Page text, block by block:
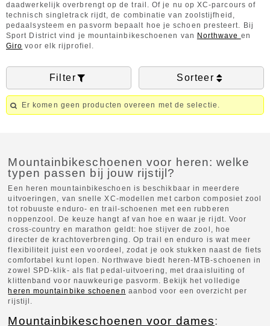
daadwerkelijk overbrengt op de trail. Of je nu op XC-parcours of
technisch singletrack rijdt, de combinatie van zoolstijfheid,
pedaalsysteem en pasvorm bepaalt hoe je schoen presteert. Bij
Sport District vind je mountainbikeschoenen van Northwave en
Giro voor elk rijprofiel.
Filter Sorteer
Er komen geen producten overeen met de selectie.
Mountainbikeschoenen voor heren: welke
typen passen bij jouw rijstijl?
Een heren mountainbikeschoen is beschikbaar in meerdere
uitvoeringen, van snelle XC-modellen met carbon composiet zool
tot robuuste enduro- en trail-schoenen met een rubberen
noppenzool. De keuze hangt af van hoe en waar je rijdt. Voor
cross-country en marathon geldt: hoe stijver de zool, hoe
directer de krachtoverbrenging. Op trail en enduro is wat meer
flexibiliteit juist een voordeel, zodat je ook stukken naast de fiets
comfortabel kunt lopen. Northwave biedt heren-MTB-schoenen in
zowel SPD-klik- als flat pedal-uitvoering, met draaisluiting of
klittenband voor nauwkeurige pasvorm. Bekijk het volledige
heren mountainbike schoenen aanbod voor een overzicht per
rijstijl.
Mountainbikeschoenen voor dames: